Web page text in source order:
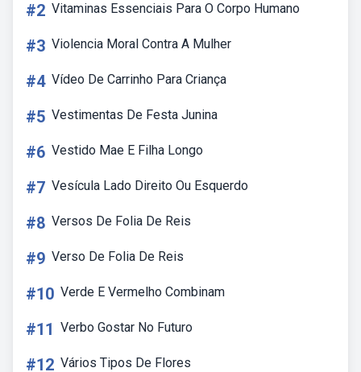
#2 Vitaminas Essenciais Para O Corpo Humano
#3 Violencia Moral Contra A Mulher
#4 Vídeo De Carrinho Para Criança
#5 Vestimentas De Festa Junina
#6 Vestido Mae E Filha Longo
#7 Vesícula Lado Direito Ou Esquerdo
#8 Versos De Folia De Reis
#9 Verso De Folia De Reis
#10 Verde E Vermelho Combinam
#11 Verbo Gostar No Futuro
#12 Vários Tipos De Flores